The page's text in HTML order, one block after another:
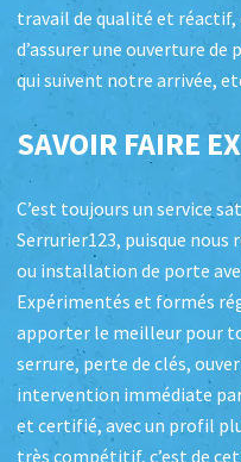
travail de qualité et réactif,
d’assurer une ouverture
qui suivent notre arrivée,
SAVOIR FAIRE
C’est toujours un service
Serrurier123, puisque
ou installation de porte
Expérimentés et formés
apporter le meilleur pour
serrure, perte de clés,
intervention immédiate
et certifié, avec un profil
très compétitif, c’est de